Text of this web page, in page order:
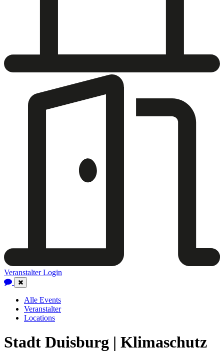
Veranstalter Login
Close
Navigation
Alle Events
Veranstalter
Locations
Stadt Duisburg | Klimaschutz